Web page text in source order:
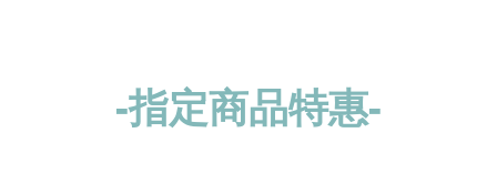
-指定商品特惠-